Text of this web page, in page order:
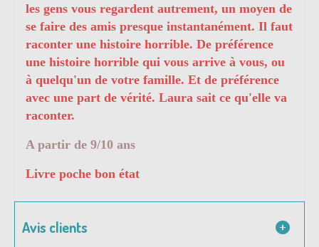
les gens vous regardent autrement, un moyen de
se faire des amis presque instantanément. Il faut
raconter une histoire horrible. De préférence
une histoire horrible qui vous arrive à vous, ou
à quelqu'un de votre famille. Et de préférence
avec une part de vérité. Laura sait ce qu'elle va
raconter.
A partir de 9/10 ans
Livre poche bon état
Avis clients